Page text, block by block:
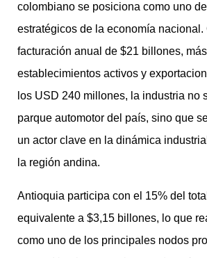
colombiano se posiciona como uno
estratégicos de la economía nacional.
facturación anual de $21 billones,
establecimientos activos y
los USD 240 millones, la industria no
parque automotor del país, sino que
un actor clave en la dinámica
la región andina.
Antioquia participa con el 15% del
equivalente a $3,15 billones, lo que
como uno de los principales nodos